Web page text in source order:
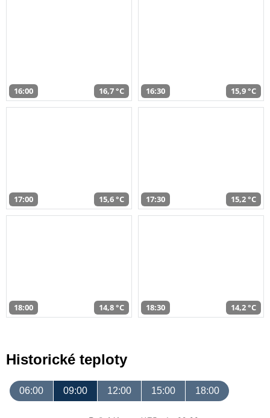
16:00 16,7 °C 16:30 15,9 °C
17:00 15,6 °C 17:30 15,2 °C
18:00 14,8 °C 18:30 14,2 °C
Historické teploty
06:00 09:00 12:00 15:00 18:00